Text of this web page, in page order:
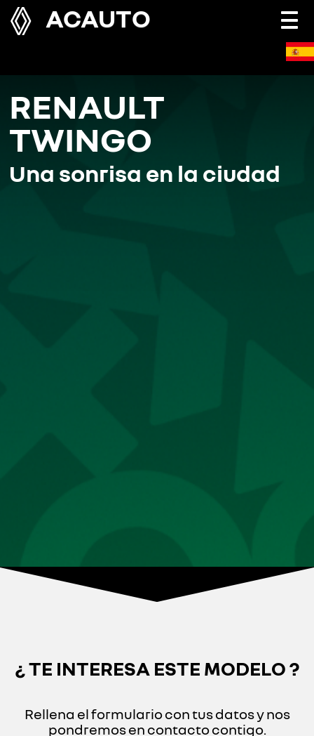
ACAUTO
RENAULT
TWINGO
Una sonrisa en la ciudad
¿ TE INTERESA ESTE MODELO ?
Rellena el formulario con tus datos y nos
pondremos en contacto contigo.